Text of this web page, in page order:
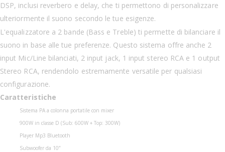
DSP, inclusi reverbero e delay, che ti permettono di personalizzare
ulteriormente il suono secondo le tue esigenze.
L'equalizzatore a 2 bande (Bass e Treble) ti permette di bilanciare il
suono in base alle tue preferenze. Questo sistema offre anche 2
input Mic/Line bilanciati, 2 input jack, 1 input stereo RCA e 1 output
Stereo RCA, rendendolo estremamente versatile per qualsiasi
configurazione.
Caratteristiche
Sistema PA a colonna portatile con mixer
900W in classe D (Sub: 600W + Top: 300W)
Player Mp3 Bluetooth
Subwoofer da 10”